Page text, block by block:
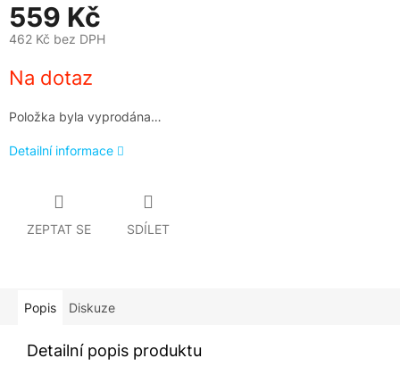
559 Kč
462 Kč bez DPH
cena:
Na dotaz
Položka byla vyprodána…
Detailní informace
ZEPTAT SE SDÍLET
Popis Diskuze
Detailní popis produktu